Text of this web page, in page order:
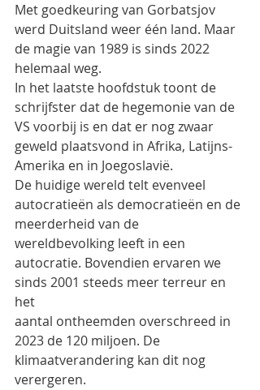
Met goedkeuring van Gorbatsjov
werd Duitsland weer één land. Maar
de magie van 1989 is sinds 2022
helemaal weg.
In het laatste hoofdstuk toont de
schrijfster dat de hegemonie van de
VS voorbij is en dat er nog zwaar
geweld plaatsvond in Afrika, Latijns-
Amerika en in Joegoslavië.
De huidige wereld telt evenveel
autocratieën als democratieën en de
meerderheid van de
wereldbevolking leeft in een
autocratie. Bovendien ervaren we
sinds 2001 steeds meer terreur en
het
aantal ontheemden overschreed in
2023 de 120 miljoen. De
klimaatverandering kan dit nog
verergeren.